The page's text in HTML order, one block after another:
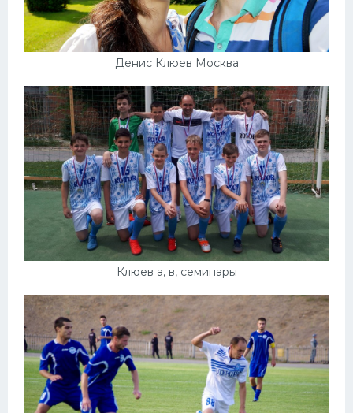
Денис Клюев Москва
Клюев а, в, семинары